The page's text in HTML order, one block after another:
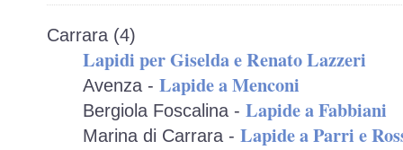
Carrara (4)
Lapidi per Giselda e Renato Lazzeri
Avenza - Lapide a Menconi
Bergiola Foscalina - Lapide a Fabbiani
Marina di Carrara - Lapide a Parri e